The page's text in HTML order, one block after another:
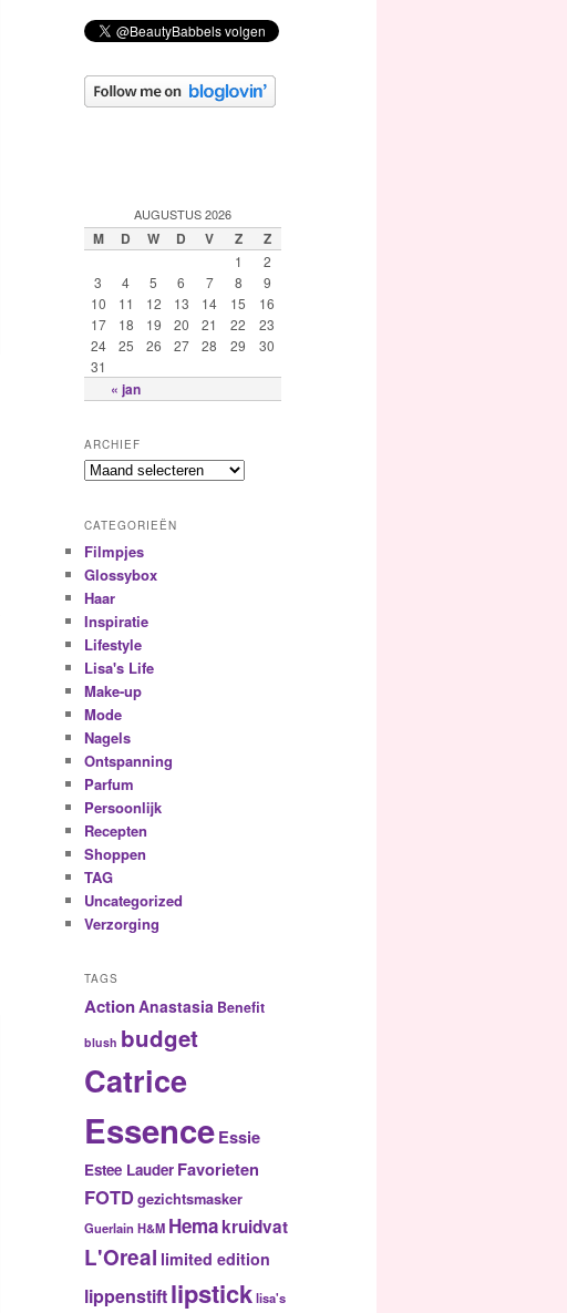
AUGUSTUS 2026
M D W D V Z Z
« jan
1
2
3
4 5 6 7 8
9
10
11 12 13 14 15
16
17
18 19 20 21 22
23
24
25 26 27 28 29
30
31
ARCHIEF
CATEGORIEËN
Filmpjes
Glossybox
Haar
Inspiratie
Lifestyle
Lisa's Life
Make-up
Mode
Nagels
Ontspanning
Parfum
Persoonlijk
Recepten
Shoppen
TAG
Uncategorized
Verzorging
TAGS
ActionAnastasia Benefit
blush budget
Catrice
EssenceEssie
Estee Lauder Favorieten
FOTDgezichtsmasker
Guerlain H&M Hemakruidvat
L'Oreal limited edition
lippenstiftlipsticklisa's